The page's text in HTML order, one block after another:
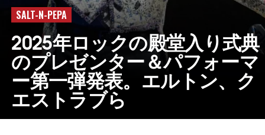
SALT-N-PEPA
2025年ロックの殿堂入り式典
のプレゼンター＆パフォーマ
ー第一弾発表。エルトン、ク
エストラブら